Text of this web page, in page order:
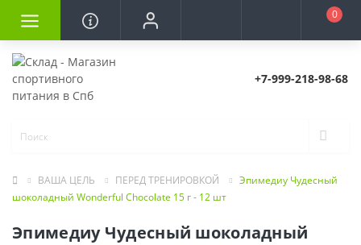
0
+7-999-218-98-68
ВАША ЦЕЛЬ ПЕРЕД ТРЕНИРОВКОЙ
Эпимедиу Чудесный
шоколадный Wonderful Chocolate 15 г - 12 шт
Эпимедиу Чудесный шоколадный